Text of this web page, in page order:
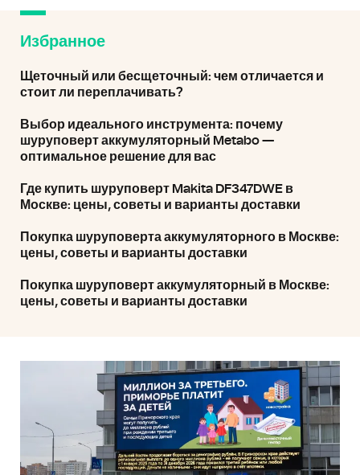
Избранное
Щеточный или бесщеточный: чем отличается и
стоит ли переплачивать?
Выбор идеального инструмента: почему
шуруповерт аккумуляторный Metabo —
оптимальное решение для вас
Где купить шуруповерт Makita DF347DWE в
Москве: цены, советы и варианты доставки
Покупка шуруповерта аккумуляторного в Москве:
цены, советы и варианты доставки
Покупка шуруповерт аккумуляторный в Москве:
цены, советы и варианты доставки